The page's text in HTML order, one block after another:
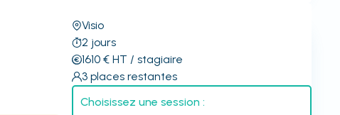
Visio
2 jours
1610€ HT / stagiaire
3 places restantes
Choisissez une session :